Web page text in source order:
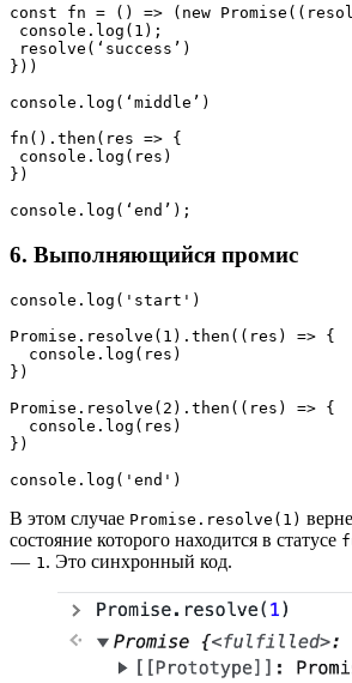
const fn = () => (new
}))
console.log(‘middle’)
fn().then(res => {
})
console.log(‘end’);
6. Выполняющийся промис
console.log('start')
Promise.resolve(1).then((res) => {
  console.log(res)
})
Promise.resolve(2).then((res) => {
  console.log(res)
})
console.log('end')
В этом случае Promise.resolve(1)
состояние которого находится в статусе
— 1 . Это синхронный код.